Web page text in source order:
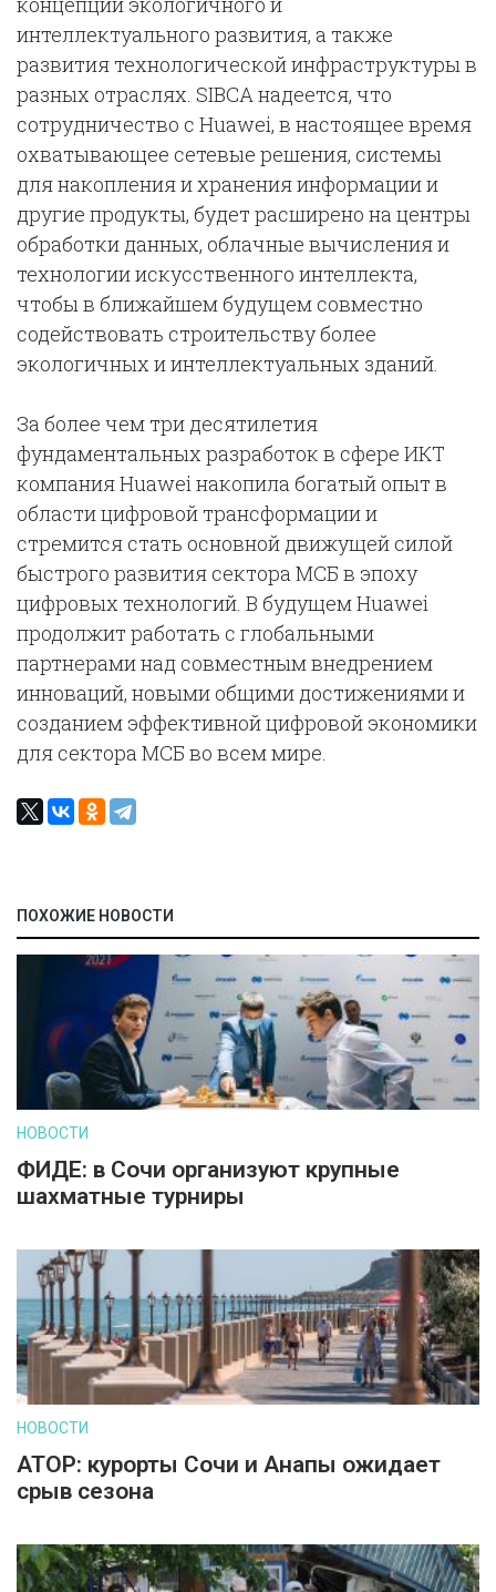
интеллектуального развития, а также
развития технологической инфраструктуры в
разных отраслях. SIBCA надеется, что
сотрудничество с Huawei, в настоящее время
охватывающее сетевые решения, системы
для накопления и хранения информации и
другие продукты, будет расширено на центры
обработки данных, облачные вычисления и
технологии искусственного интеллекта,
чтобы в ближайшем будущем совместно
содействовать строительству более
экологичных и интеллектуальных зданий.
За более чем три десятилетия
фундаментальных разработок в сфере ИКТ
компания Huawei накопила богатый опыт в
области цифровой трансформации и
стремится стать основной движущей силой
быстрого развития сектора МСБ в эпоху
цифровых технологий. В будущем Huawei
продолжит работать с глобальными
партнерами над совместным внедрением
инноваций, новыми общими достижениями и
созданием эффективной цифровой экономики
для сектора МСБ во всем мире.
ПОХОЖИЕ НОВОСТИ
НОВОСТИ
ФИДЕ: в Сочи организуют крупные
шахматные турниры
НОВОСТИ
АТОР: курорты Сочи и Анапы ожидает
срыв сезона